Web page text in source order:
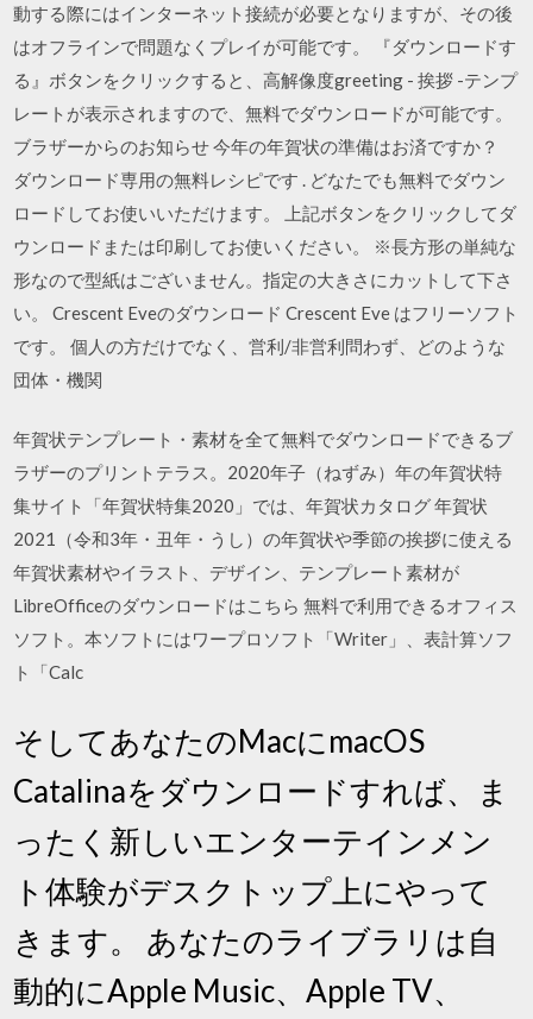
動する際にはインターネット接続が必要となりますが、その後
はオフラインで問題なくプレイが可能です。 『ダウンロードす
る』ボタンをクリックすると、高解像度greeting - 挨拶 -テンプ
レートが表示されますので、無料でダウンロードが可能です。
ブラザーからのお知らせ 今年の年賀状の準備はお済ですか？
ダウンロード専用の無料レシピです . どなたでも無料でダウン
ロードしてお使いいただけます。 上記ボタンをクリックしてダ
ウンロードまたは印刷してお使いください。 ※長方形の単純な
形なので型紙はございません。指定の大きさにカットして下さ
い。 Crescent Eveのダウンロード Crescent Eve はフリーソフト
です。 個人の方だけでなく、営利/非営利問わず、どのような
団体・機関
年賀状テンプレート・素材を全て無料でダウンロードできるブ
ラザーのプリントテラス。2020年子（ねずみ）年の年賀状特
集サイト「年賀状特集2020」では、年賀状カタログ 年賀状
2021（令和3年・丑年・うし）の年賀状や季節の挨拶に使える
年賀状素材やイラスト、デザイン、テンプレート素材が
LibreOfficeのダウンロードはこちら 無料で利用できるオフィス
ソフト。本ソフトにはワープロソフト「Writer」、表計算ソフ
ト「Calc
そしてあなたのMacにmacOS
Catalinaをダウンロードすれば、ま
ったく新しいエンターテインメン
ト体験がデスクトップ上にやって
きます。 あなたのライブラリは自
動的にApple Music、Apple TV、